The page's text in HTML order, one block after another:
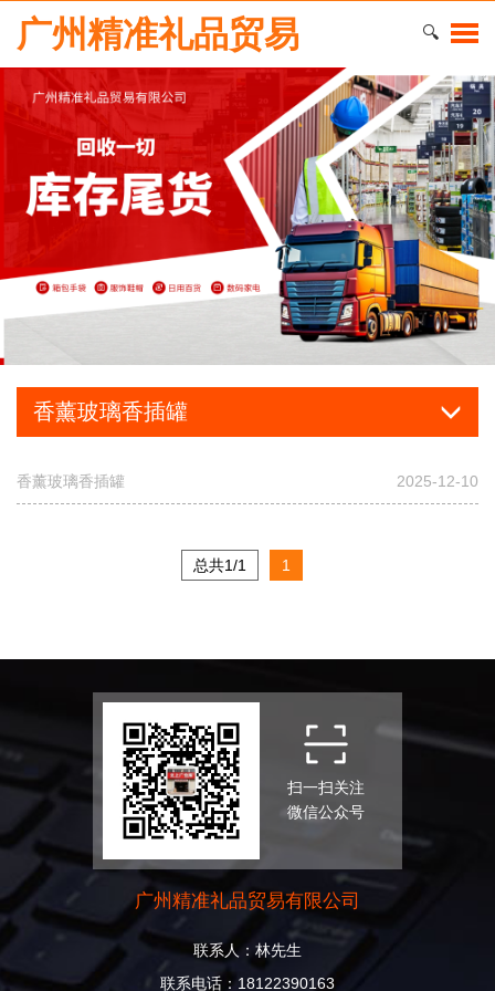
🔍
广州精准礼品贸易
香薰玻璃香插罐
香薰玻璃香插罐 2025-12-10
总共1/1 1
扫一扫关注
微信公众号
广州精准礼品贸易有限公司
联系人：林先生
联系电话：18122390163